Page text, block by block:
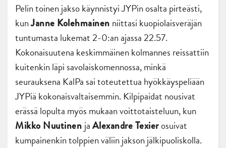
Pelin toinen jakso käynnistyi JYPin osalta pirteästi,
kunJanne Kolehmainen niittasi kuopiolaisveräjän
tuntumasta lukemat 2-0:an ajassa 22.57.
Kokonaisuutena keskimmäinen kolmannes reissattiin
kuitenkin läpi savolaiskomennossa, minkä
seurauksena KalPa sai toteutettua hyökkäyspeliään
JYPiä kokonaisvaltaisemmin. Kilpipaidat nousivat
erässä lopulta myös mukaan voittotaisteluun, kun
Mikko Nuutinen jaAlexandre Texierosuivat
kumpainenkin tolppien väliin jakson jälkipuoliskolla.